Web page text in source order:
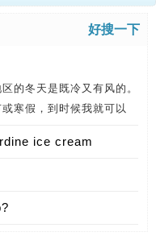
好搜一下
的冬天是既冷又有风的。
寒假，到时候我就可以
ice cream